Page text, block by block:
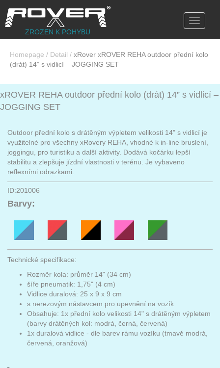
Toggle
ZROZEN K POHYBU
Homepage / Detail / xRover xROVER REHA outdoor přední kolo
(drát) 14” s vidlicí – JOGGING SET
xROVER REHA outdoor přední kolo (drát) 14” s vidlicí –
JOGGING SET
Outdoor přední kolo s drátěným výpletem velikosti 14" s vidlicí je
využitelné pro všechny xRovery REHA, vhodné k in-line bruslení,
joggingu, pro turistiku a další aktivity. Dodává kočárku lepší
stabilitu a zlepšuje jízdní vlastnosti v terénu. Je vybaveno
reflexními odrazkami.
ID:201006
Barvy:
Technické specifikace:
Rozměr kola: průměr 14" (34 cm)
šíře pneumatik: 1,75" (4 cm)
Vidlice duralová: 25 x 9 x 9 cm
s nerezovým nástavcem pro upevnění na vozík
Obsahuje: 1x přední kolo velikosti 14" s drátěným výpletem
(barvy drátěných kol: modrá, černá, červená)
1x duralová vidlice - dle barev rámu vozíku (tmavě modrá,
červená, oranžová)